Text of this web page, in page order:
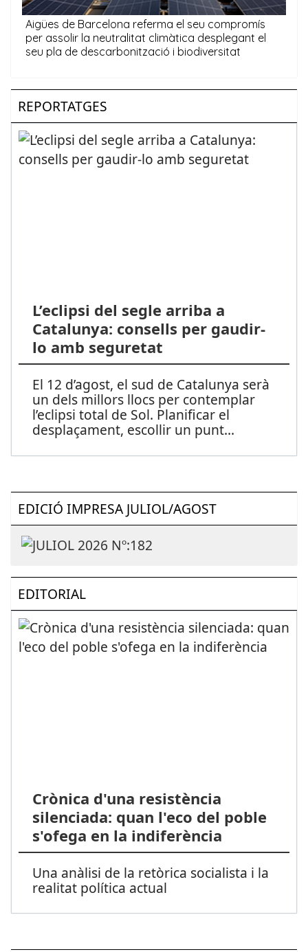
REPORTATGES
L’eclipsi del segle arriba a
Catalunya: consells per gaudir-
lo amb seguretat
El 12 d’agost, el sud de Catalunya serà
un dels millors llocs per contemplar
l’eclipsi total de Sol. Planificar el
desplaçament, escollir un punt...
EDICIÓ IMPRESA JULIOL/AGOST
EDITORIAL
Crònica d'una resistència
silenciada: quan l'eco del poble
s'ofega en la indiferència
Una anàlisi de la retòrica socialista i la
realitat política actual